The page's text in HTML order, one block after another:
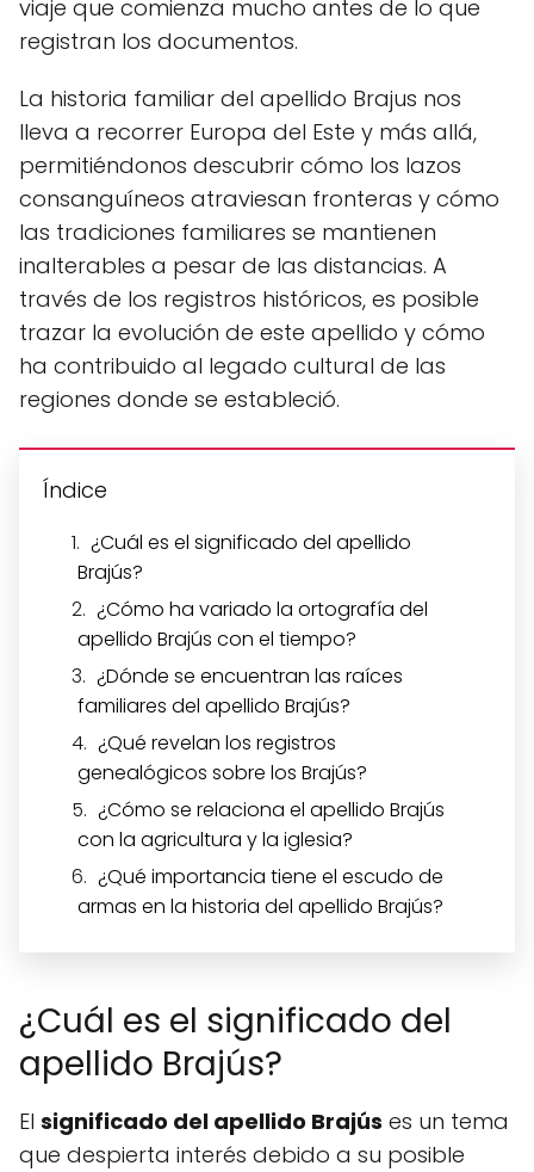
viaje que comienza mucho antes de lo que
registran los documentos.
La historia familiar del apellido Brajus nos
lleva a recorrer Europa del Este y más allá,
permitiéndonos descubrir cómo los lazos
consanguíneos atraviesan fronteras y cómo
las tradiciones familiares se mantienen
inalterables a pesar de las distancias. A
través de los registros históricos, es posible
trazar la evolución de este apellido y cómo
ha contribuido al legado cultural de las
regiones donde se estableció.
Índice
¿Cuál es el significado del apellido
Brajús?
¿Cómo ha variado la ortografía del
apellido Brajús con el tiempo?
¿Dónde se encuentran las raíces
familiares del apellido Brajús?
¿Qué revelan los registros
genealógicos sobre los Brajús?
¿Cómo se relaciona el apellido Brajús
con la agricultura y la iglesia?
¿Qué importancia tiene el escudo de
armas en la historia del apellido Brajús?
¿Cuál es el significado del
apellido Brajús?
El significado del apellido Brajús es un tema
que despierta interés debido a su posible